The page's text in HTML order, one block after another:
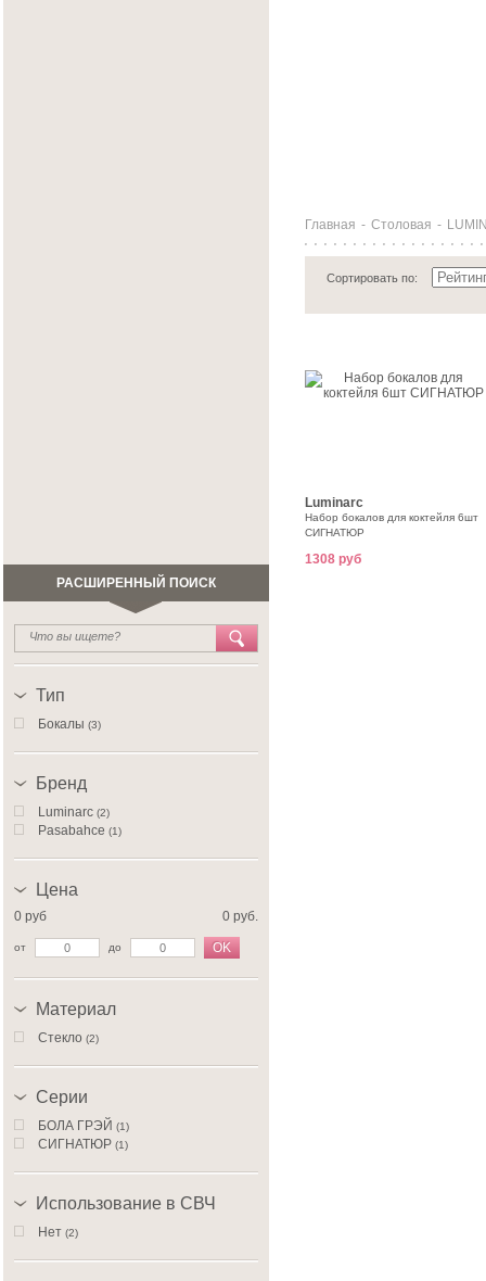
РАСШИРЕННЫЙ ПОИСК
Тип
Бокалы (3)
Бренд
Luminarc (2)
Pasabahce (1)
Цена
0 руб 0 руб.
от до OK
Материал
Стекло (2)
Серии
БОЛА ГРЭЙ (1)
СИГНАТЮР (1)
Использование в СВЧ
Нет (2)
Главная - Столовая -
Сортировать по:
Luminarc
Набор бокалов для коктейля 6шт
СИГНАТЮР
1308 руб